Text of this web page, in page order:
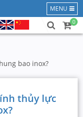
MENU
0
bao inox?
thủy lực